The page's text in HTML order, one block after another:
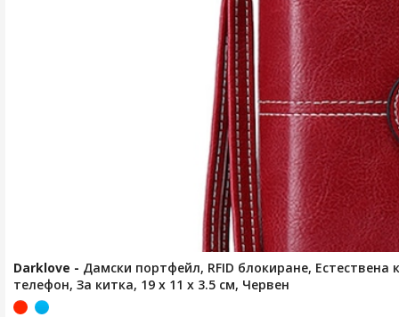
Darklove - Дамски портфейл, RFID блокиране,
телефон, За китка, 19 x 11 x 3.5 см, Червен